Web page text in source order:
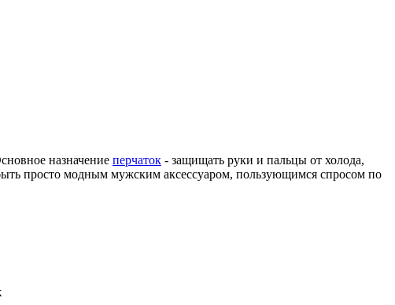
назначение перчаток - защищать руки и пальцы от холода,
просто модным мужским аксессуаром, пользующимся спросом по